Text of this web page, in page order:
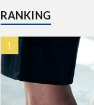
RANKING